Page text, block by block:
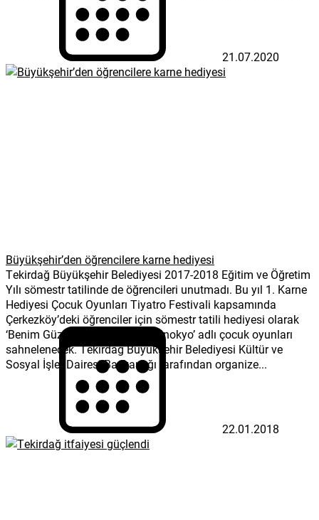
21.07.2020
Büyükşehir’den öğrencilere karne hediyesi
Tekirdağ Büyükşehir Belediyesi 2017-2018 Eğitim ve Öğretim
Yılı sömestr tatilinde de öğrencileri unutmadı. Bu yıl 1. Karne
Hediyesi Çocuk Oyunları Tiyatro Festivali kapsamında
Çerkezköy’deki öğrenciler için sömestr tatili hediyesi olarak
‘Benim Güzel Pabuçlarım’ ve ‘Pinokyo’ adlı çocuk oyunları
sahnelenecek. Tekirdağ Büyükşehir Belediyesi Kültür ve
Sosyal İşler Dairesi Başkanlığı tarafından organize...
22.01.2018